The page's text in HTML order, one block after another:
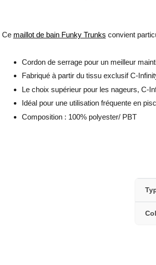
Ce maillot de bain Funky Trunks convient
Cordon de serrage pour un meilleur
Fabriqué à partir du tissu exclusif C-
Le choix supérieur pour les nageurs, C-
Idéal pour une utilisation fréquente en
Composition : 100% polyester/ PBT